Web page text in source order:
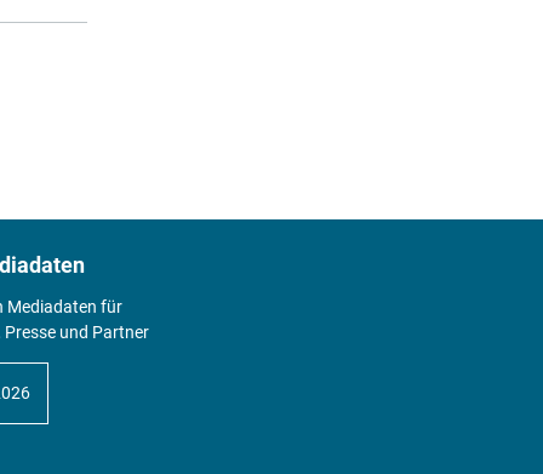
Mediadaten für
Presse und Partner